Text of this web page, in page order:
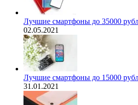
Лучшие смартфоны до 35000
02.05.2021
Лучшие смартфоны до 15000
31.01.2021